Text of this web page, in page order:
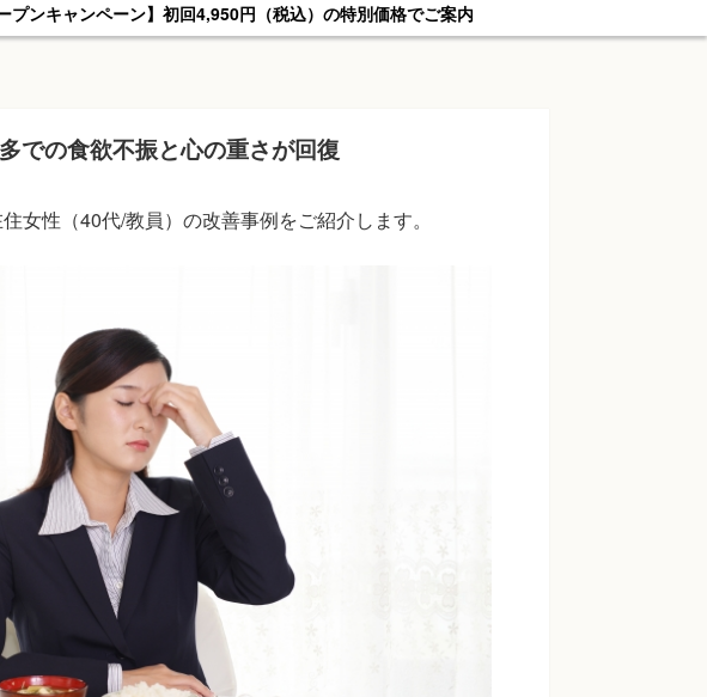
回4,950円（税込）の特別価格でご案内
での食欲不振と心の重さが回復
女性（40代/教員）の改善事例をご紹介します。